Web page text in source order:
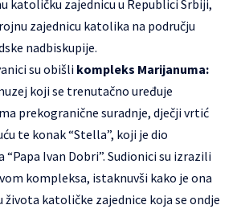
katoličku zajednicu u Republici Srbiji,
zajednicu katolika na području
nadbiskupije.
su obišli kompleks Marijanuma:
koji se trenutačno uređuje
prekogranične suradnje, dječji vrtić
te konak “Stella”, koji je dio
Ivan Dobri”. Sudionici su izrazili
kompleksa, istaknuvši kako je ona
katoličke zajednice koja se ondje